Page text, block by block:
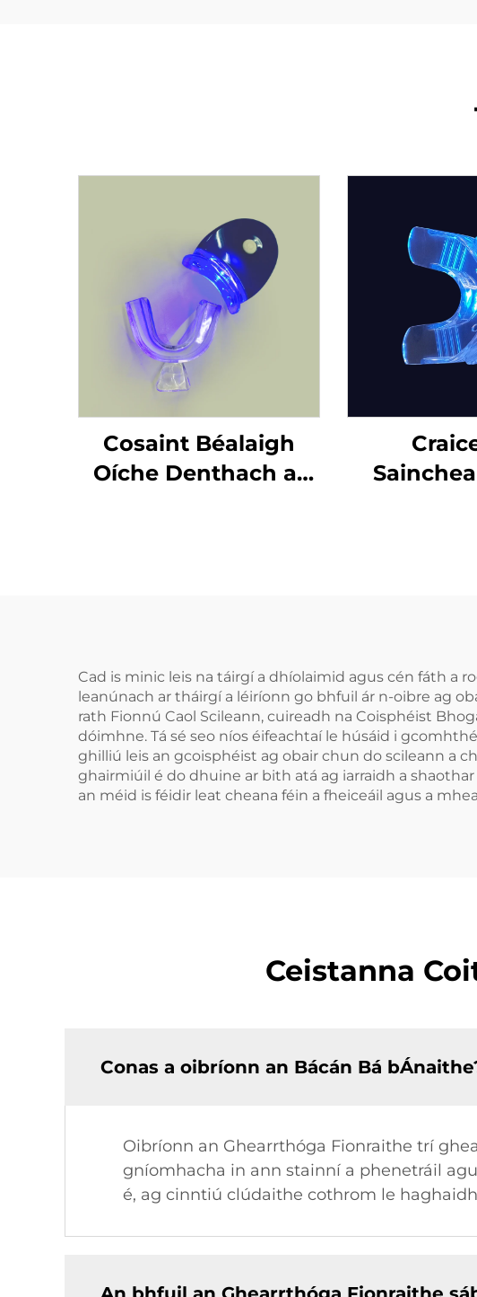
Cosaint Béalaigh
Oíche Denthach ar
Cad is minic leis na táirgí a dhíolaimid agus cén fáth a
leanúnach ar tháirgí a léiríonn go bhfuil ár n-oibre ag
rath Fionnú Caol Scileann, cuireadh na Coisphéist
dóimhne. Tá sé seo níos éifeachtaí le húsáid i
ghilliú leis an gcoisphéist ag obair chun do scileann a
ghairmiúil é do dhuine ar bith atá ag iarraidh a
an méid is féidir leat cheana féin a fheiceáil agus a
Ceistanna
Conas a oibríonn an Bácán Bá
Oibríonn an Ghearrthóga Fionraithe trí
gníomhacha in ann stainní a phenetráil
é, ag cinntiú clúdaithe cothrom le